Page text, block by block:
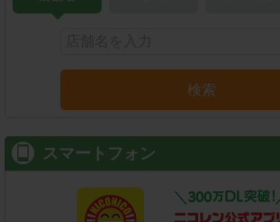
検索
スマートフォン